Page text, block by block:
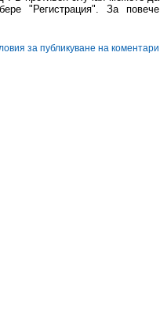
"Регистрация". За повече
за публикуване на коментари